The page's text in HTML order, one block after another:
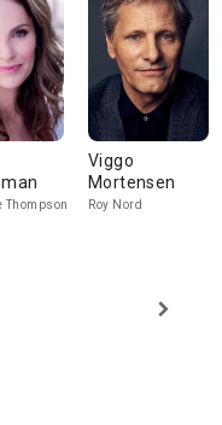
Thompson
Viggo
Mortensen
Roy Nord